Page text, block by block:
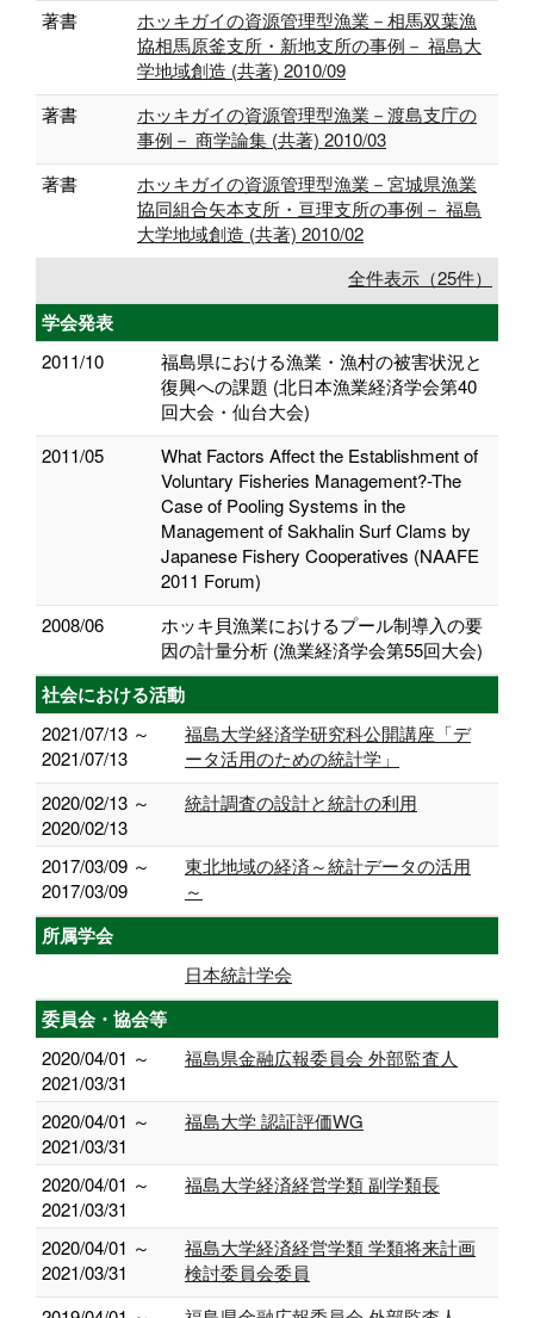
著書
ホッキガイの資源管理型漁業－相馬双葉漁
協相馬原釜支所・新地支所の事例－ 福島大
学地域創造 (共著) 2010/09
著書
ホッキガイの資源管理型漁業－渡島支庁の
事例－ 商学論集 (共著) 2010/03
著書
ホッキガイの資源管理型漁業－宮城県漁業
協同組合矢本支所・亘理支所の事例－ 福島
大学地域創造 (共著) 2010/02
全件表示（25件）
学会発表
2011/10
福島県における漁業・漁村の被害状況と
復興への課題 (北日本漁業経済学会第40
回大会・仙台大会)
2011/05
What Factors Affect the Establishment of
Voluntary Fisheries Management?-The
Case of Pooling Systems in the
Management of Sakhalin Surf Clams by
Japanese Fishery Cooperatives (NAAFE
2011 Forum)
2008/06
ホッキ貝漁業におけるプール制導入の要
因の計量分析 (漁業経済学会第55回大会)
社会における活動
2021/07/13 ～
2021/07/13
福島大学経済学研究科公開講座「デ
ータ活用のための統計学」
2020/02/13 ～
2020/02/13
統計調査の設計と統計の利用
2017/03/09 ～
2017/03/09
東北地域の経済～統計データの活用
～
所属学会
日本統計学会
委員会・協会等
2020/04/01 ～
2021/03/31
福島県金融広報委員会 外部監査人
2020/04/01 ～
2021/03/31
福島大学 認証評価WG
2020/04/01 ～
2021/03/31
福島大学経済経営学類 副学類長
2020/04/01 ～
2021/03/31
福島大学経済経営学類 学類将来計画
検討委員会委員